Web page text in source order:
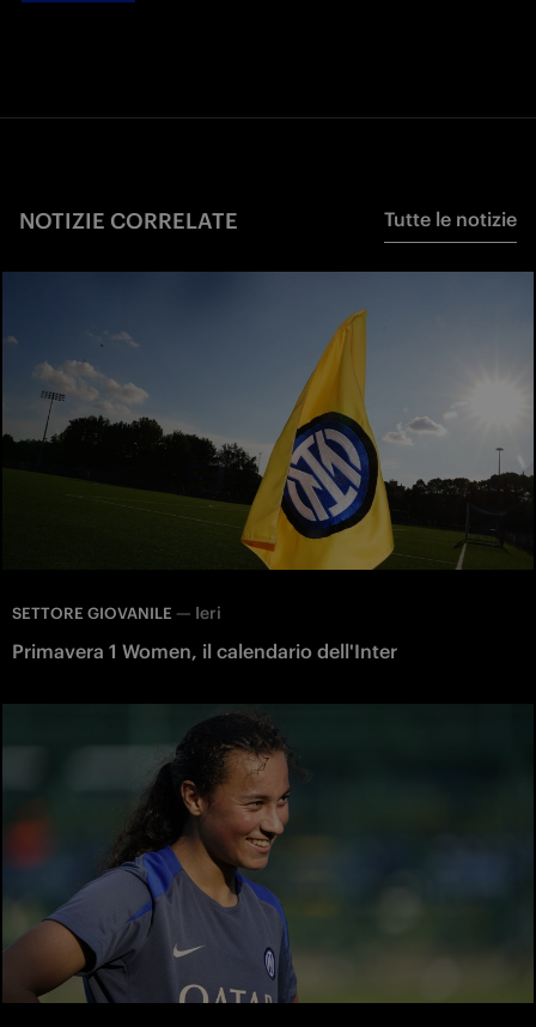
NOTIZIE CORRELATE Tutte le notizie
SETTORE GIOVANILE — Ieri
Primavera 1 Women, il calendario dell'Inter